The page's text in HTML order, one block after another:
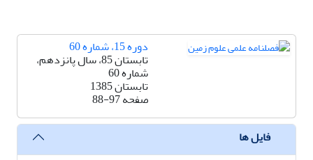
دوره 15، شماره 60
تابستان 85، سال پانزدهم،
شماره 60
تابستان 1385
صفحه88-97
فایل ها